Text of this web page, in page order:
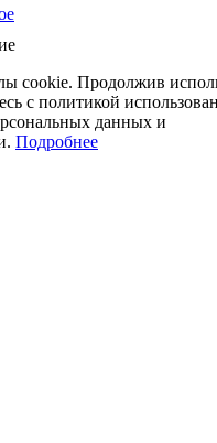
cookie. Продолжив
с политикой
данных и
Подробнее